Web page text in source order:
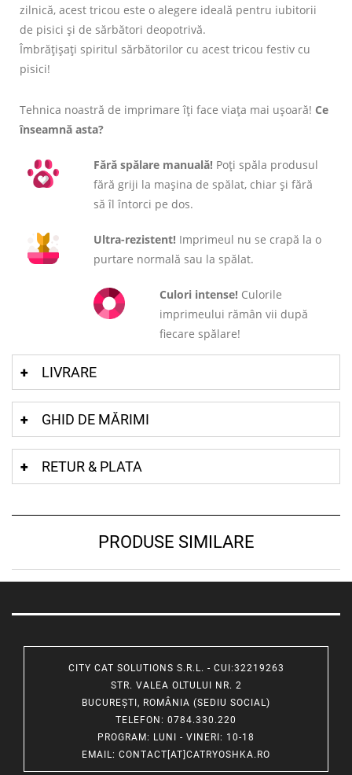
zilnică, acest tricou este o alegere ideală pentru iubitorii
de pisici și de sărbători deopotrivă.
Îmbrățișați spiritul sărbătorilor cu acest tricou festiv cu
pisici!
Tehnica noastră de imprimare îți face viața mai ușoară! Ce
înseamnă asta?
Fără spălare manuală! Poți spăla produsul
fără griji la mașina de spălat, chiar și fără
să îl întorci pe dos.
Ultra-rezistent! Imprimeul nu se crapă la o
purtare normală sau la spălat.
Culori intense! Culorile
imprimeului rămân vii după
fiecare spălare!
LIVRARE
GHID DE MĂRIMI
RETUR & PLATA
PRODUSE SIMILARE
CITY CAT SOLUTIONS S.R.L. - CUI:32219263
STR. VALEA OLTULUI NR. 2
BUCUREȘTI, ROMÂNIA (SEDIU SOCIAL)
TELEFON : 0784.330.220
PROGRAM: LUNI - VINERI: 10-18
EMAIL : CONTACT[AT]CATRYOSHKA.RO